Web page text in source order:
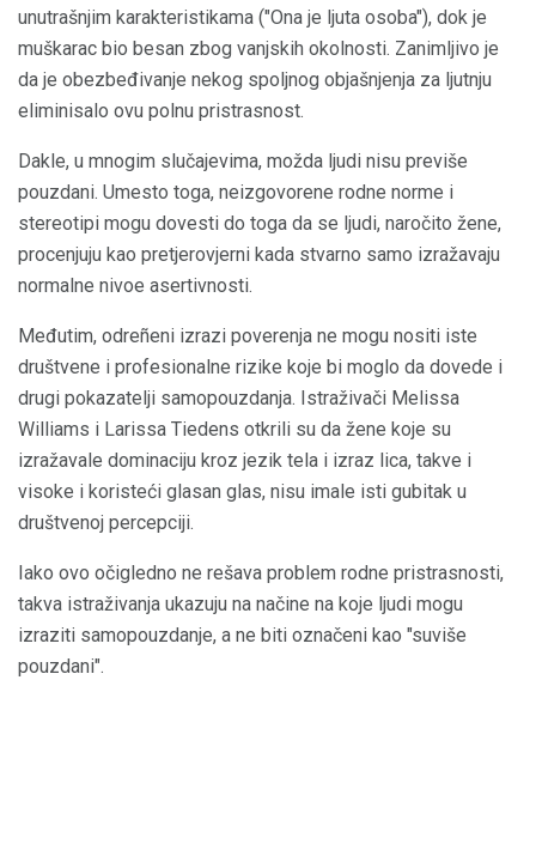
unutrašnjim karakteristikama ("Ona je ljuta osoba"), dok je
muškarac bio besan zbog vanjskih okolnosti. Zanimljivo je
da je obezbeđivanje nekog spoljnog objašnjenja za ljutnju
eliminisalo ovu polnu pristrasnost.
Dakle, u mnogim slučajevima, možda ljudi nisu previše
pouzdani. Umesto toga, neizgovorene rodne norme i
stereotipi mogu dovesti do toga da se ljudi, naročito žene,
procenjuju kao pretjerovjerni kada stvarno samo izražavaju
normalne nivoe asertivnosti.
Međutim, odreñeni izrazi poverenja ne mogu nositi iste
društvene i profesionalne rizike koje bi moglo da dovede i
drugi pokazatelji samopouzdanja. Istraživači Melissa
Williams i Larissa Tiedens otkrili su da žene koje su
izražavale dominaciju kroz jezik tela i izraz lica, takve i
visoke i koristeći glasan glas, nisu imale isti gubitak u
društvenoj percepciji.
Iako ovo očigledno ne rešava problem rodne pristrasnosti,
takva istraživanja ukazuju na načine na koje ljudi mogu
izraziti samopouzdanje, a ne biti označeni kao "suviše
pouzdani".